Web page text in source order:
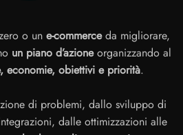
o un e-commerceda migliorare,
un piano d’azioneorganizzando al
economie, obiettivi e priorità.
di problemi, dallo sviluppo di
dalle ottimizzazioni alle